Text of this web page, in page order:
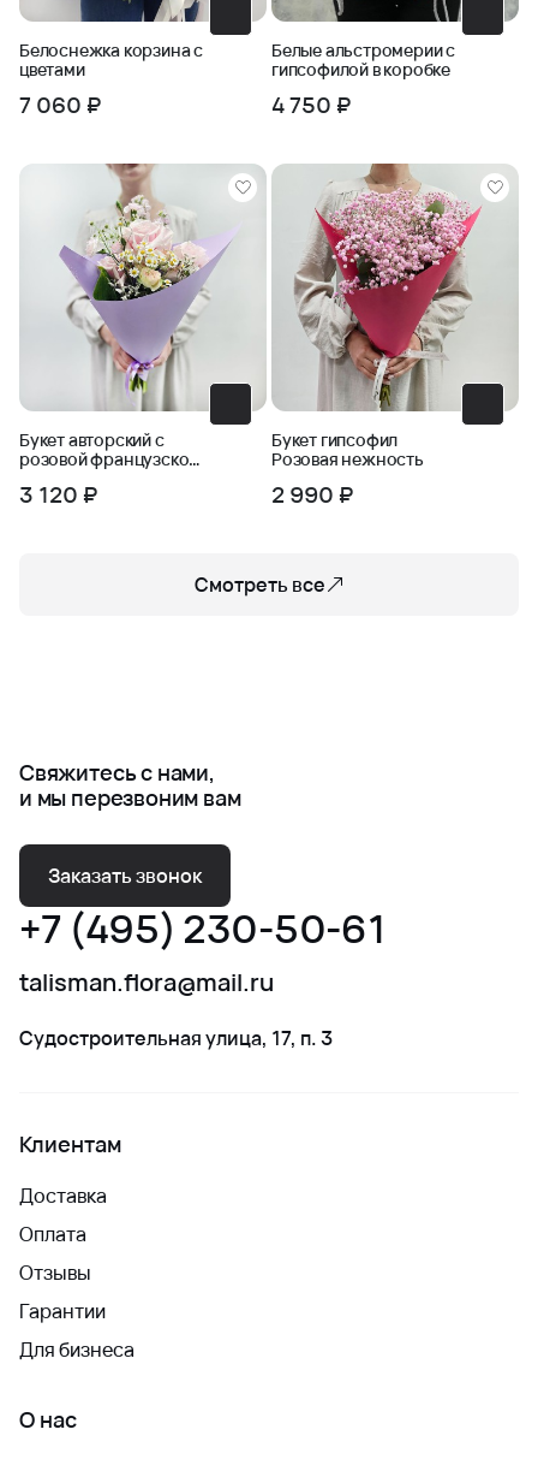
Белоснежка корзина с
цветами
7 060 ₽
Белые альстромерии с
гипсофилой в коробке
4 750 ₽
Букет авторский с
розовой французской
3 120 ₽
Букет гипсофил
Розовая нежность
2 990 ₽
Смотреть все
Свяжитесь с нами,
и мы перезвоним вам
Заказать звонок
+7 (495) 230-50-61
talisman.flora@mail.ru
Судостроительная улица, 17, п. 3
Клиентам
Доставка
Оплата
Отзывы
Гарантии
Для бизнеса
О нас